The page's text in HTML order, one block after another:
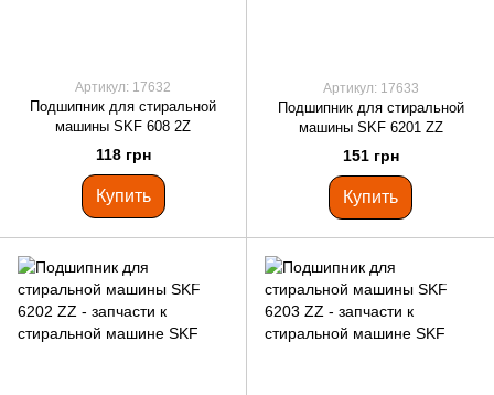
Артикул: 17632
Подшипник для стиральной
машины SKF 608 2Z
118 грн
Купить
Артикул: 17633
Подшипник для стиральной
машины SKF 6201 ZZ
151 грн
Купить